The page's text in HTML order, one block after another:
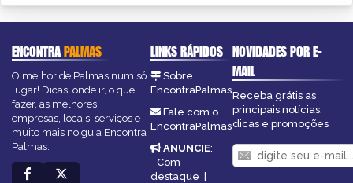
ENCONTRAPALMAS
O melhor de Palmas num só
lugar! Dicas, onde ir, o que
fazer, as melhores
empresas, locais, serviços e
muito mais no guia Encontra
Palmas.
LINKS RÁPIDOS
Sobre
EncontraPalmas
Fale com o
EncontraPalmas
ANUNCIE:
Com
destaque |
NOVIDADES POR E-
MAIL
Receba grátis as
principais notícias,
dicas e promoções